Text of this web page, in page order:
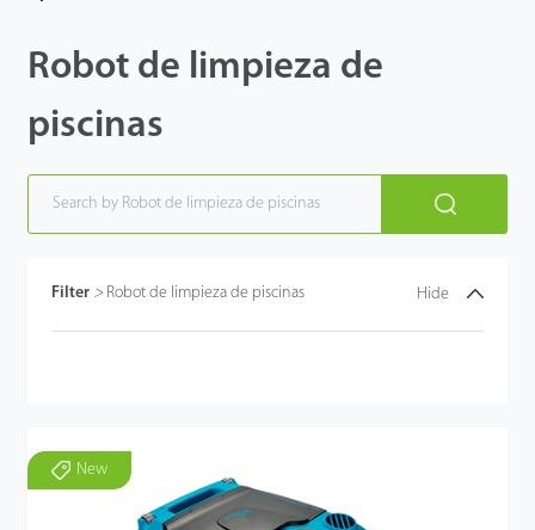
Robot de limpieza de
piscinas
Filter > Robot de limpieza de piscinas Hide
New